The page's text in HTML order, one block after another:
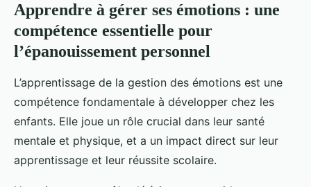
Apprendre à gérer ses émotions : une
compétence essentielle pour
l’épanouissement personnel
L’apprentissage de la gestion des émotions est une
compétence fondamentale à développer chez les
enfants. Elle joue un rôle crucial dans leur santé
mentale et physique, et a un impact direct sur leur
apprentissage et leur réussite scolaire.